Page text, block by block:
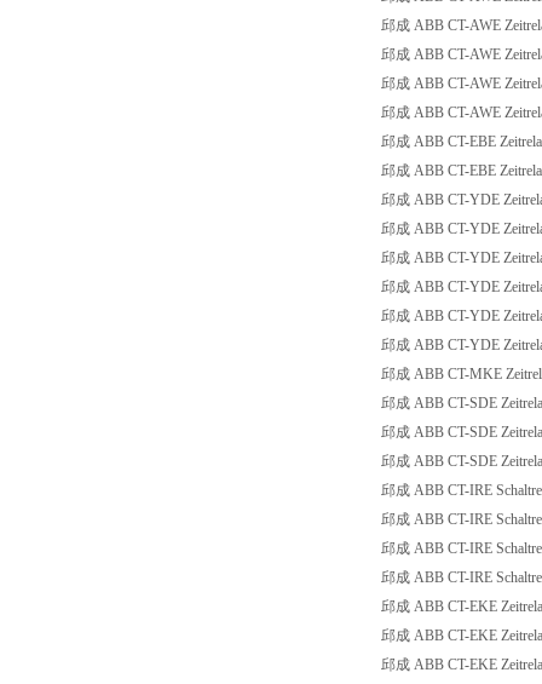
邱成 ABB CT-AWE
邱成 ABB CT-AWE
邱成 ABB CT-AWE
邱成 ABB CT-AWE
邱成 ABB CT-EBE
邱成 ABB CT-EBE
邱成 ABB CT-YDE
邱成 ABB CT-YDE
邱成 ABB CT-YDE
邱成 ABB CT-YDE
邱成 ABB CT-YDE
邱成 ABB CT-YDE
邱成 ABB CT-MKE
邱成 ABB CT-SDE
邱成 ABB CT-SDE
邱成 ABB CT-SDE
邱成 ABB CT-IRE
邱成 ABB CT-IRE
邱成 ABB CT-IRE
邱成 ABB CT-IRE
邱成 ABB CT-EKE
邱成 ABB CT-EKE
邱成 ABB CT-EKE